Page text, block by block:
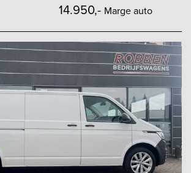
14.950,- Marge auto